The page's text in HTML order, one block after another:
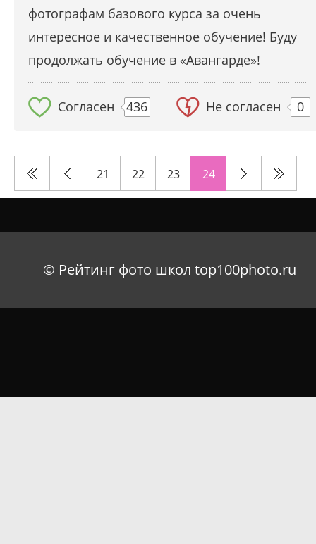
фотографам базового курса за очень
интересное и качественное обучение! Буду
продолжать обучение в «Авангарде»!
Согласен 436 Не согласен 0
21 22 23 24
© Рейтинг фото школ top100photo.ru